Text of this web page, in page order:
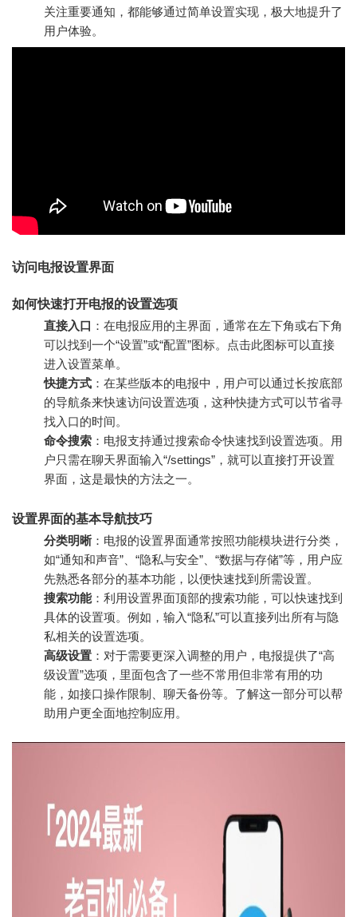
关注重要通知，都能够通过简单设置实现，极大地提升了
用户体验。
访问电报设置界面
如何快速打开电报的设置选项
直接入口 ：在电报应用的主界面，通常在左下角或右下角
可以找到一个“设置”或“配置”图标。点击此图标可以直接
进入设置菜单。
快捷方式 ：在某些版本的电报中，用户可以通过长按底部
的导航条来快速访问设置选项，这种快捷方式可以节省寻
找入口的时间。
命令搜索 ：电报支持通过搜索命令快速找到设置选项。用
户只需在聊天界面输入“/settings”，就可以直接打开设置
界面，这是最快的方法之一。
设置界面的基本导航技巧
分类明晰 ：电报的设置界面通常按照功能模块进行分类，
如“通知和声音”、“隐私与安全”、“数据与存储”等，用户应
先熟悉各部分的基本功能，以便快速找到所需设置。
搜索功能：利用设置界面顶部的搜索功能，可以快速找到
具体的设置项。例如，输入“隐私”可以直接列出所有与隐
私相关的设置选项。
高级设置 ：对于需要更深入调整的用户，电报提供了“高
级设置”选项，里面包含了一些不常用但非常有用的功
能，如接口操作限制、聊天备份等。了解这一部分可以帮
助用户更全面地控制应用。